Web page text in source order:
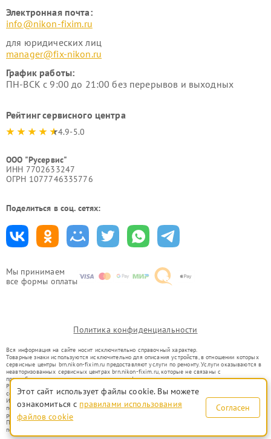
Мы принимаем
все формы оплаты
Электронная почта:
info@nikon-fixim.ru
для юридических лиц
manager@fix-nikon.ru
График работы:
ПН-ВСК с 9:00 до 21:00 без перерывов и выходных
Рейтинг сервисного центра
4.9-5.0
ООО "Русервис"
ИНН 7702633247
ОГРН 1077746335776
Поделиться в соц. сетях:
Политика конфиденциальности
Вся информация на сайте носит исключительно справочный характер.
Товарные знаки используются исключительно для описания устройств, в отношении которых
сервисные центры brn.nikon-fixim.ru предоставляют услуги по ремонту. Услуги оказываются в
неавторизованных сервисных центрах brn.nikon-fixim.ru, которые не связаны с
правообладателями товарных знаков или их официальными представителями.
Ремонт осуществляется для устройств, уже введенных в гражданский оборот в соответствии
со статьей 1487 ГК РФ.
Использование товарных знаков не преследует цели индивидуализации услуг или введения
потребителей в заблуждение, а служит для информирования о предоставляемых услугах по
ремонту техники указанных брендов.
Представленная на сайте информация не является публичной офертой, определяемой
положениями Статьи 437(2) Гражданского кодекса РФ
Этот сайт использует файлы cookie. Вы можете
ознакомиться с правилами использования
файлов cookie
Согласен